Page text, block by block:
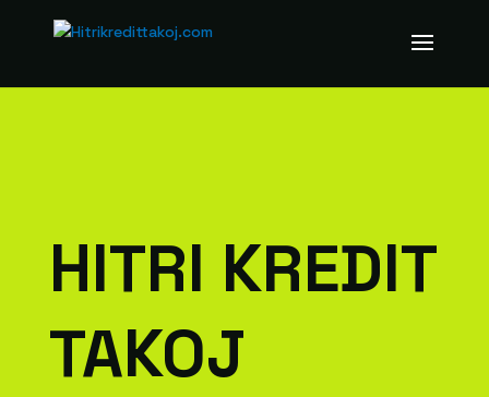
HITRI KREDIT
TAKOJ